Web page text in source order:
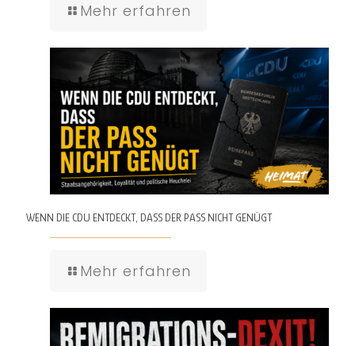
Mehr erfahren
WENN DIE CDU ENTDECKT, DASS DER PASS NICHT GENÜGT
Mehr erfahren